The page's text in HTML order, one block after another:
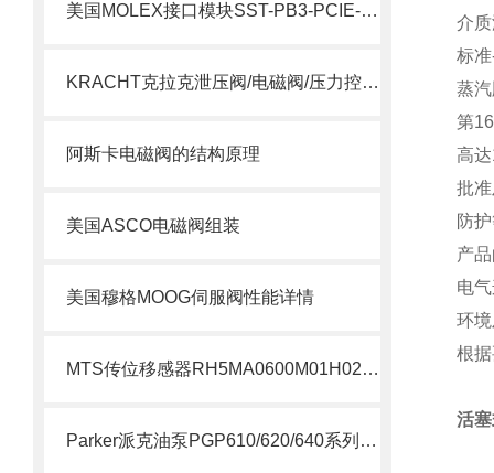
美国MOLEX接口模块SST-PB3-PCIE-2 产品解析
KRACHT克拉克泄压阀/电磁阀/压力控制阀选型指南
阿斯卡电磁阀的结构原理
美国ASCO电磁阀组装
美国穆格MOOG伺服阀性能详情
MTS传位移感器RH5MA0600M01H021S1011G8现货支持
Parker派克油泵PGP610/620/640系列简要说明
介
标
蒸
第
高
批
防
产
电
环
根
活